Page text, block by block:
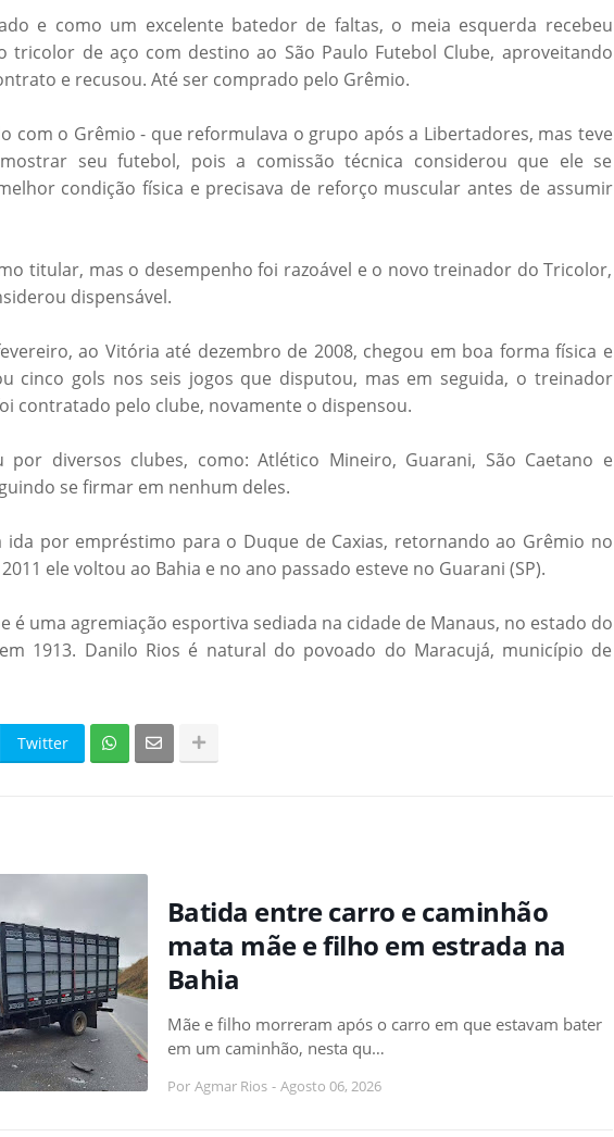
e como um excelente batedor de faltas, o meia esquerda recebeu
tricolor de aço com destino ao São Paulo Futebol Clube, aproveitando
e recusou. Até ser comprado pelo Grêmio.
com o Grêmio - que reformulava o grupo após a Libertadores, mas teve
seu futebol, pois a comissão técnica considerou que ele se
condição física e precisava de reforço muscular antes de assumir
titular, mas o desempenho foi razoável e o novo treinador do Tricolor,
dispensável.
ao Vitória até dezembro de 2008, chegou em boa forma física e
cinco gols nos seis jogos que disputou, mas em seguida, o treinador
contratado pelo clube, novamente o dispensou.
por diversos clubes, como: Atlético Mineiro, Guarani, São Caetano e
se firmar em nenhum deles.
ida por empréstimo para o Duque de Caxias, retornando ao Grêmio no
ele voltou ao Bahia e no ano passado esteve no Guarani (SP).
é uma agremiação esportiva sediada na cidade de Manaus, no estado do
1913. Danilo Rios é natural do povoado do Maracujá, município de
Twitter
Batida entre carro e caminhão
mata mãe e filho em estrada na
Bahia
Mãe e filho morreram após o carro em que estavam bater
em um caminhão, nesta qu…
Por Agmar Rios - Agosto 06, 2026